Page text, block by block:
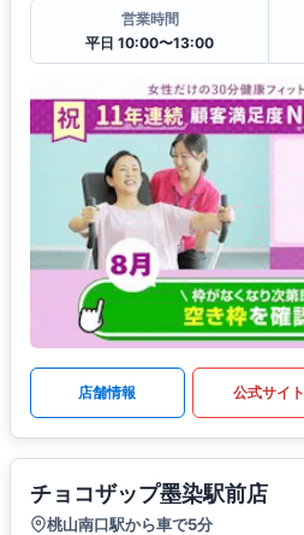
営業時間
平日 10:00〜13:00
店舗情報 公式サイト
チョコザップ墨染駅前店
桃山南口駅から車で5分